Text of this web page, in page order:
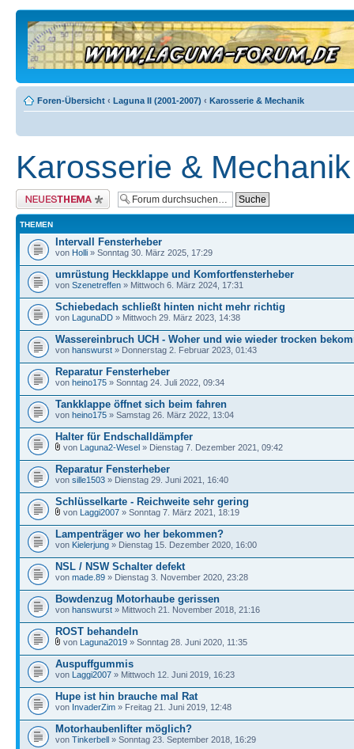
Foren-Übersicht ‹ Laguna II (2001-2007) ‹ Karosserie & Mechanik
Karosserie & Mechanik
Neues Thema erstellen
THEMEN
Intervall Fensterheber
von Holli » Sonntag 30. März 2025, 17:29
umrüstung Heckklappe und Komfortfensterheber
von Szenetreffen » Mittwoch 6. März 2024, 17:31
Schiebedach schließt hinten nicht mehr richtig
von LagunaDD » Mittwoch 29. März 2023, 14:38
Wassereinbruch UCH - Woher und wie wieder trocken
von hanswurst » Donnerstag 2. Februar 2023, 01:43
Reparatur Fensterheber
von heino175 » Sonntag 24. Juli 2022, 09:34
Tankklappe öffnet sich beim fahren
von heino175 » Samstag 26. März 2022, 13:04
Halter für Endschalldämpfer
von Laguna2-Wesel » Dienstag 7. Dezember 2021, 09:42
Reparatur Fensterheber
von sille1503 » Dienstag 29. Juni 2021, 16:40
Schlüsselkarte - Reichweite sehr gering
von Laggi2007 » Sonntag 7. März 2021, 18:19
Lampenträger wo her bekommen?
von Kielerjung » Dienstag 15. Dezember 2020, 16:00
NSL / NSW Schalter defekt
von made.89 » Dienstag 3. November 2020, 23:28
Bowdenzug Motorhaube gerissen
von hanswurst » Mittwoch 21. November 2018, 21:16
ROST behandeln
von Laguna2019 » Sonntag 28. Juni 2020, 11:35
Auspuffgummis
von Laggi2007 » Mittwoch 12. Juni 2019, 16:23
Hupe ist hin brauche mal Rat
von InvaderZim » Freitag 21. Juni 2019, 12:48
Motorhaubenlifter möglich?
von Tinkerbell » Sonntag 23. September 2018, 16:29